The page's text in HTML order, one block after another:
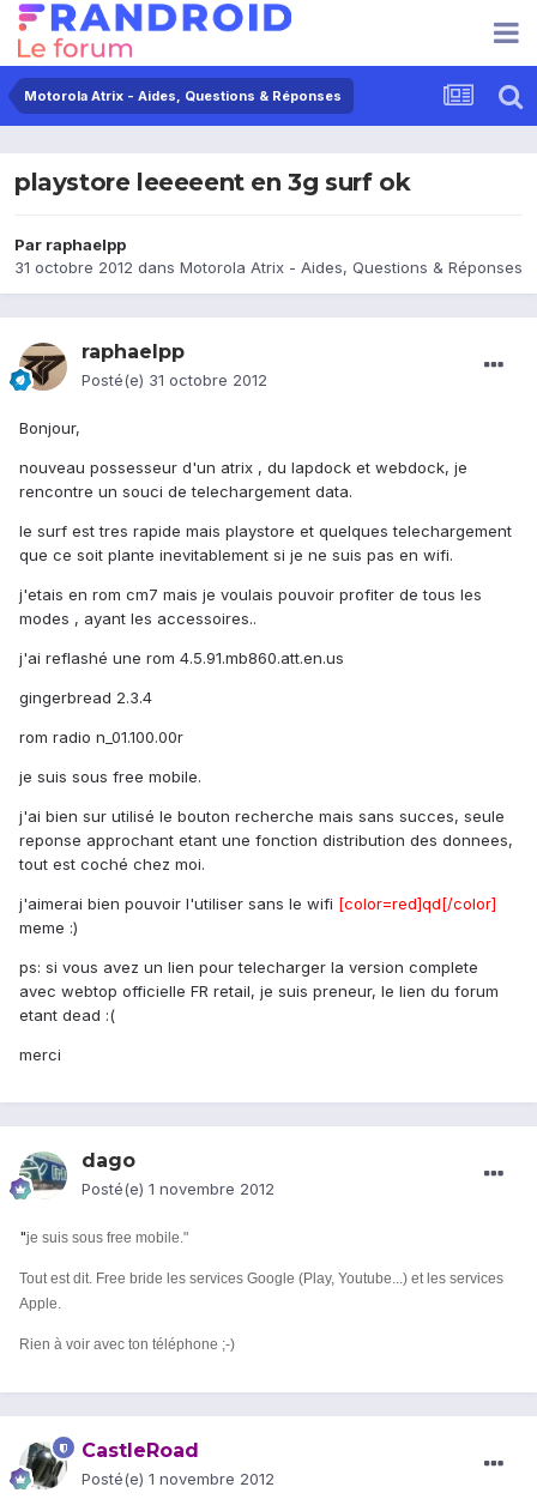
Motorola Atrix - Aides, Questions & Réponses
playstore leeeeent en 3g surf ok
Par raphaelpp
31 octobre 2012 dans Motorola Atrix - Aides, Questions & Réponses
raphaelpp
Posté(e) 31 octobre 2012
Bonjour,
nouveau possesseur d'un atrix , du lapdock et webdock, je
rencontre un souci de telechargement data.
le surf est tres rapide mais playstore et quelques telechargement
que ce soit plante inevitablement si je ne suis pas en wifi.
j'etais en rom cm7 mais je voulais pouvoir profiter de tous les
modes , ayant les accessoires..
j'ai reflashé une rom 4.5.91.mb860.att.en.us
gingerbread 2.3.4
rom radio n_01.100.00r
je suis sous free mobile.
j'ai bien sur utilisé le bouton recherche mais sans succes, seule
reponse approchant etant une fonction distribution des donnees,
tout est coché chez moi.
j'aimerai bien pouvoir l'utiliser sans le wifi [color=red]qd[/color]
meme :)
ps: si vous avez un lien pour telecharger la version complete
avec webtop officielle FR retail, je suis preneur, le lien du forum
etant dead :(
merci
dago
Posté(e) 1 novembre 2012
"je suis sous free mobile."
Tout est dit. Free bride les services Google (Play, Youtube...) et les services
Apple.
Rien à voir avec ton téléphone ;-)
CastleRoad
Posté(e) 1 novembre 2012